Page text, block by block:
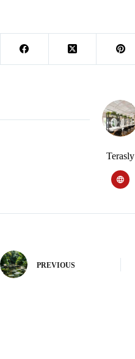
Terasly
PREVIOUS